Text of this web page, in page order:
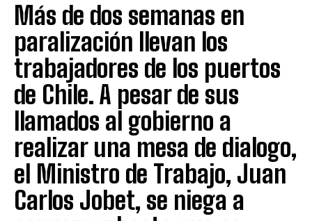
Más de dos semanas en
paralización llevan los
trabajadores de los puertos
de Chile. A pesar de sus
llamados al gobierno a
realizar una mesa de dialogo,
el Ministro de Trabajo, Juan
Carlos Jobet, se niega a